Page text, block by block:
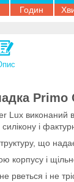
Годин
Primo
виконаний в
і
що
корпусу і
і не